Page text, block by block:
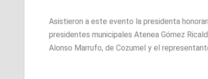
Asistieron a este evento la presidenta
presidentes municipales Atenea Gómez
Alonso Marrufo, de Cozumel y el